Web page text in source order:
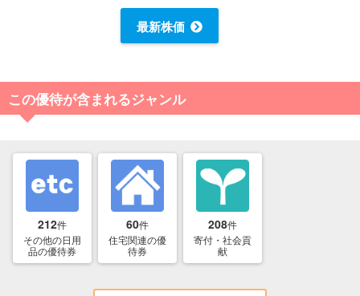
最新株価
この優待が含まれるジャンル
212件
その他の日用
品の優待券
60件
住宅関連の優
待券
208件
寄付・社会貢
献